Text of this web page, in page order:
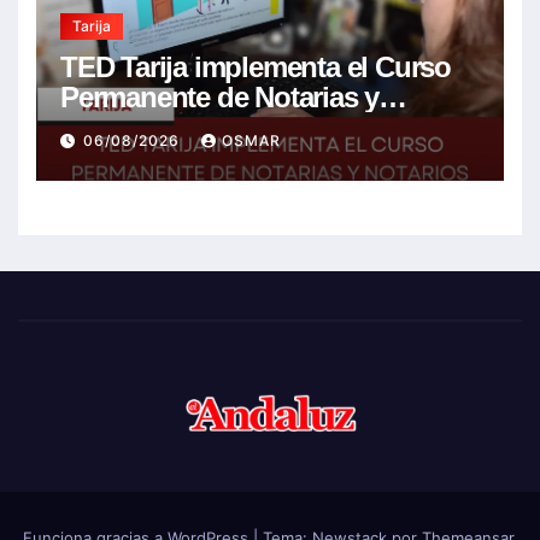
Tarija
TED Tarija implementa el Curso
Permanente de Notarias y
Notarios Electorales 2026
06/08/2026 OSMAR